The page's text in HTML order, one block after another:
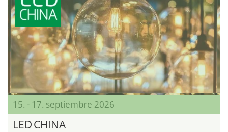
15. - 17. septiembre 2026
LED CHINA